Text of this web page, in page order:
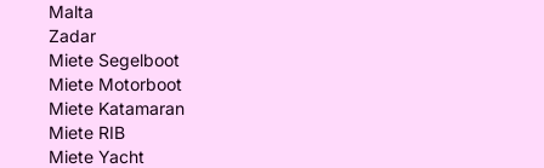
Malta
Zadar
Miete Segelboot
Miete Motorboot
Miete Katamaran
Miete RIB
Miete Yacht